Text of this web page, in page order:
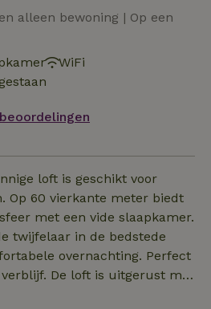
alleen bewoning | Op een
WiFi
loft is geschikt voor
Op 60 vierkante meter biedt
met een vide slaapkamer.
twijfelaar in de bedstede
overnachting. Perfect
De loft is uitgerust met
oven/magnetron,